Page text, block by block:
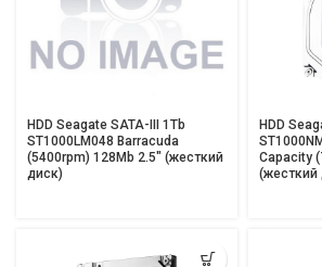
HDD Seagate SATA-III 1Tb
ST1000LM048 Barracuda
(5400rpm) 128Mb 2.5″ (жесткий
диск)
HDD
Capacity
(жесткий